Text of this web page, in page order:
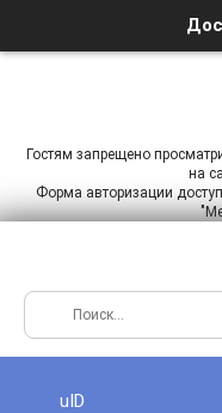
Гостям запрещено
на
Форма авторизации
uID